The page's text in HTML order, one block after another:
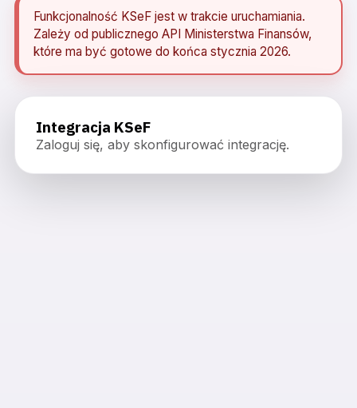
Funkcjonalność KSeF jest w trakcie uruchamiania.
Zależy od publicznego API Ministerstwa Finansów,
które ma być gotowe do końca stycznia 2026.
Integracja KSeF
Zaloguj się, aby skonfigurować integrację.